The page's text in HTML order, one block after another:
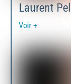
Laurent
Voir +